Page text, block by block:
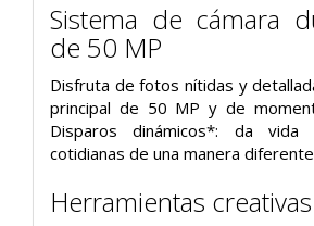
Sistema de cámara
de 50 MP
Disfruta de fotos nítidas y
principal de 50 MP y de
Disparos dinámicos*: da
cotidianas de una manera
Herramientas